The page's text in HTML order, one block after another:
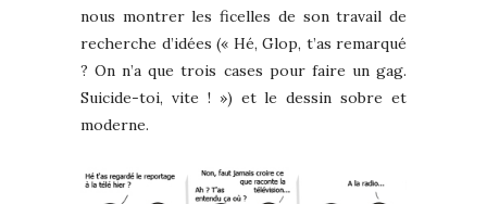
nous montrer les ficelles de son travail de
recherche d’idées (« Hé, Glop, t’as remarqué
? On n’a que trois cases pour faire un gag.
Suicide-toi, vite ! ») et le dessin sobre et
moderne.